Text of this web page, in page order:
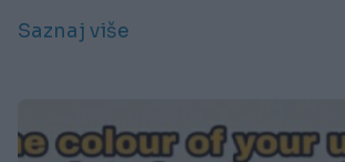
Saznaj više